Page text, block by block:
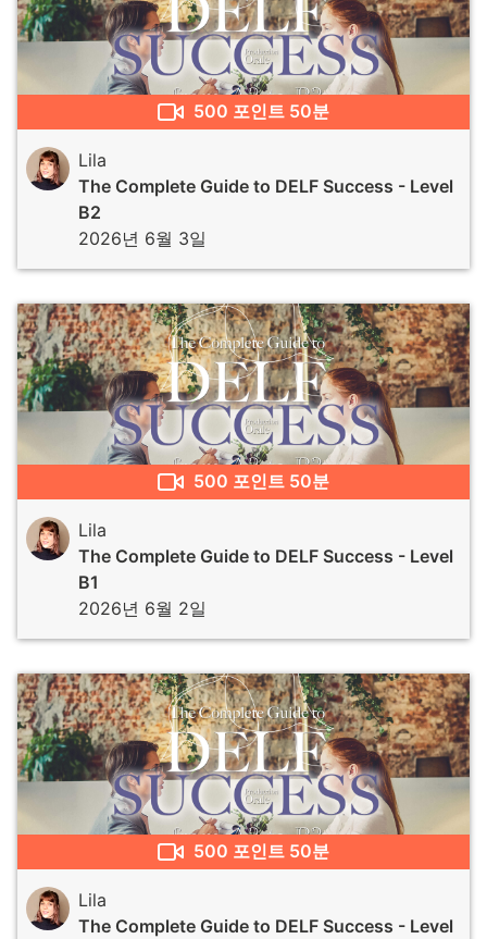
500 포인트50분
Lila
The Complete Guide to DELF Success - Level
B2
2026년 6월 3일
500 포인트50분
Lila
The Complete Guide to DELF Success - Level
B1
2026년 6월 2일
500 포인트50분
Lila
The Complete Guide to DELF Success - Level